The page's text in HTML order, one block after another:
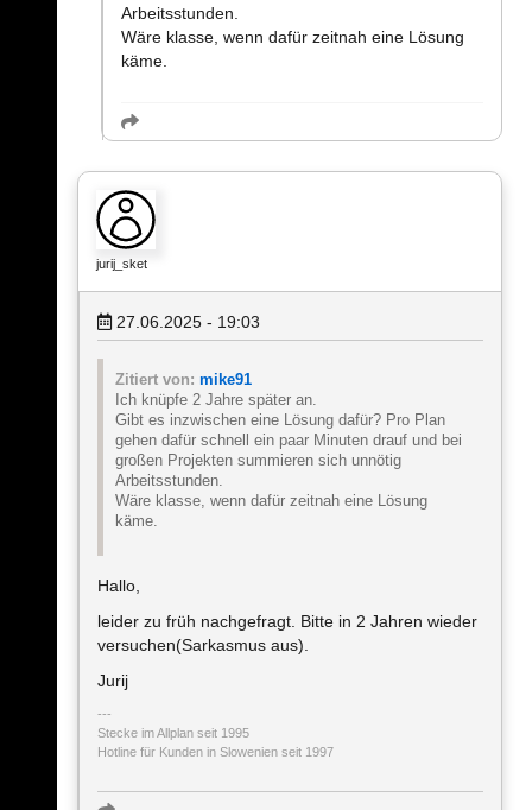
Arbeitsstunden.
Wäre klasse, wenn dafür zeitnah eine Lösung
käme.
jurij_sket
27.06.2025 - 19:03
Zitiert von: mike91
Ich knüpfe 2 Jahre später an.
Gibt es inzwischen eine Lösung dafür? Pro Plan
gehen dafür schnell ein paar Minuten drauf und bei
großen Projekten summieren sich unnötig
Arbeitsstunden.
Wäre klasse, wenn dafür zeitnah eine Lösung
käme.
Hallo,
leider zu früh nachgefragt. Bitte in 2 Jahren wieder
versuchen(Sarkasmus aus).
Jurij
Stecke im Allplan seit 1995
Hotline für Kunden in Slowenien seit 1997